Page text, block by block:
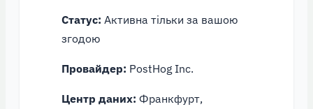
Статус: Активна тільки за вашою
згодою
Провайдер: PostHog Inc.
Центр даних: Франкфурт,